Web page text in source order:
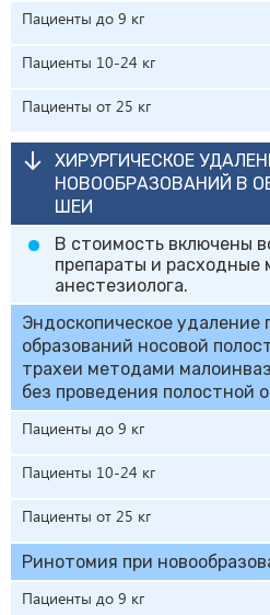
Пациенты до 9 кг
Пациенты 10-24 кг
Пациенты от 25 кг
ХИРУРГИЧЕСКОЕ
НОВООБРАЗОВАНИЙ В
ШЕИ
В стоимость включены
препараты и расходные
анестезиолога.
Эндоскопическое удаление
образований носовой
трахеи методами
без проведения полостной
Пациенты до 9 кг
Пациенты 10-24 кг
Пациенты от 25 кг
Ринотомия при
Пациенты до 9 кг